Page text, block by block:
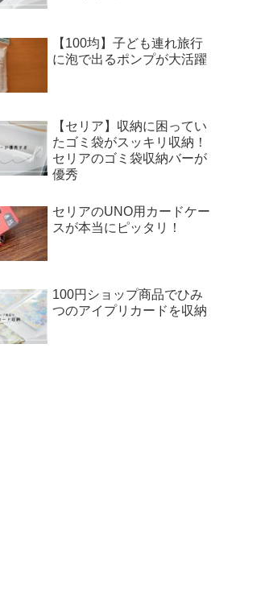
【100均】子ども連れ旅行
に泡で出るポンプが大活躍
【セリア】収納に困ってい
たゴミ袋がスッキリ収納！
セリアのゴミ袋収納バーが
優秀
セリアのUNO用カードケー
スが本当にピッタリ！
100円ショップ商品でひみ
つのアイプリカードを収納